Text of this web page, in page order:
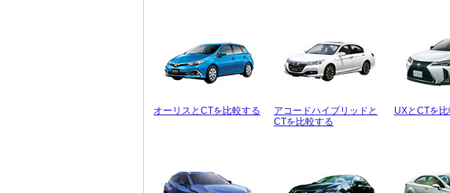
オーリスとCTを比較する
アコードハイブリッドと
CTを比較する
UXとCTを